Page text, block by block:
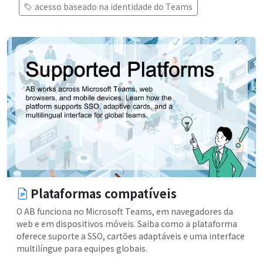
acesso baseado na identidade do Teams
Plataformas compatíveis
O AB funciona no Microsoft Teams, em navegadores da
web e em dispositivos móveis. Saiba como a plataforma
oferece suporte a SSO, cartões adaptáveis e uma interface
multilíngue para equipes globais.